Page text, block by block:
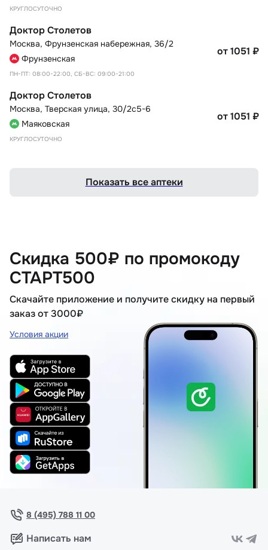
КРУГЛОСУТОЧНО
Доктор Столетов
Москва, Фрунзенская набережная, 36/2
Фрунзенская
ПН-ПТ: 08:00-22:00, СБ-ВС: 09:00-21:00
от 1051 ₽
Доктор Столетов
Москва, Тверская улица, 30/2с5-6
Маяковская
КРУГЛОСУТОЧНО
от 1051 ₽
Показать все аптеки
Скидка 500₽ по промокоду
СТАРТ500
Скачайте приложение и получите скидку на первый
заказ от 3000₽
Условия акции
8 (495) 788 11 00
Написать нам